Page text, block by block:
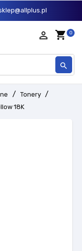
shopping_cart 0
person_outline
search
Tonery
18K